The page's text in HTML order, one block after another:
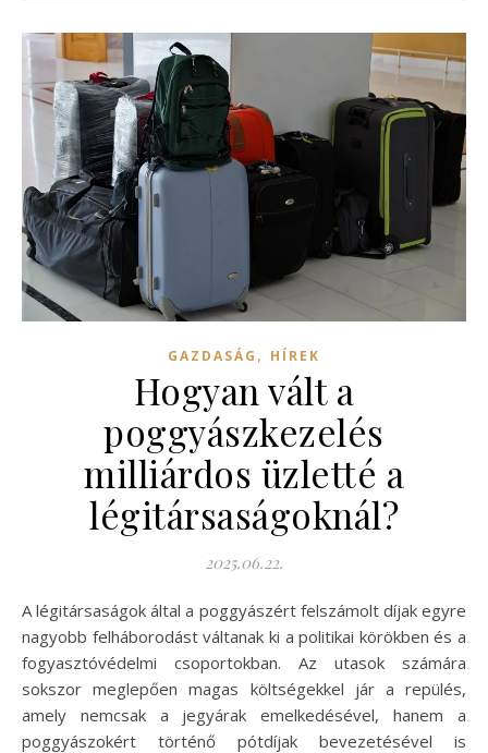
GAZDASÁG , HÍREK
Hogyan vált a
poggyászkezelés
milliárdos üzletté a
légitársaságoknál?
2025.06.22.
A légitársaságok által a poggyászért felszámolt díjak egyre
nagyobb felháborodást váltanak ki a politikai körökben és a
fogyasztóvédelmi csoportokban. Az utasok számára
sokszor meglepően magas költségekkel jár a repülés,
amely nemcsak a jegyárak emelkedésével, hanem a
poggyászokért történő pótdíjak bevezetésével is